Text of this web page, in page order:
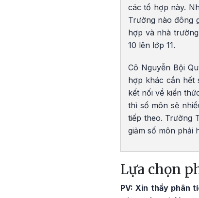
các tổ hợp này.
Trường nào đông
hợp và nhà
10 lên lớp 11.
Cô Nguyễn Bội
hợp khác cần hết
kết nối về kiến
thì số môn sẽ
tiếp theo. Trường
giảm số môn phải
Lựa chọn
PV: Xin thầy phân